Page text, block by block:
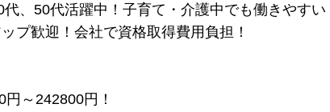
代、50代活躍中！子育て・介護中でも働きやすい
ップ歓迎！会社で資格取得費用負担！
円～242800円！